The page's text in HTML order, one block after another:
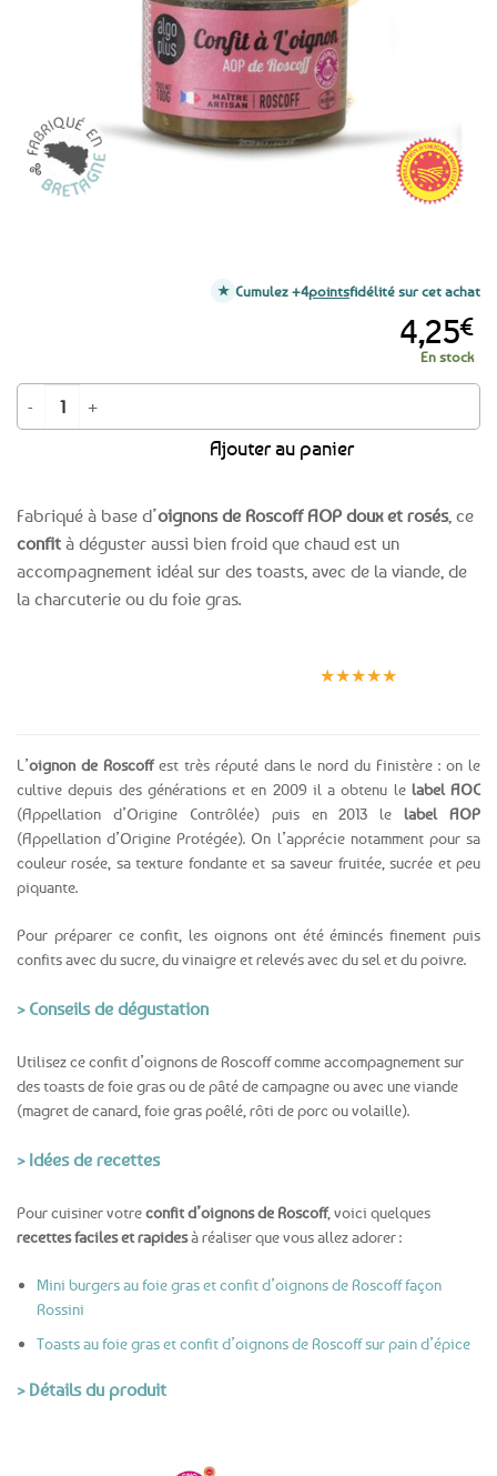
Fabriqué à base d’oignons de Roscoff AOP doux et rosés, ce
confit à déguster aussi bien froid que chaud est un
accompagnement idéal sur des toasts, avec de la viande, de
la charcuterie ou du foie gras.
4,25€
En stock
quantité de Confit d'oignons de Roscoff AOP - 100g
Ajouter au panier
Cumulez +4pointsfidélité sur cet achat
★★★★★
L’oignon de Roscoffest très réputé dans le nord du Finistère : on le
cultive depuis des générations et en 2009 il a obtenu le label AOC
(Appellation d’Origine Contrôlée) puis en 2013 lelabel AOP
(Appellation d’Origine Protégée). On l’apprécie notamment pour sa
couleur rosée, sa texture fondante et sa saveur fruitée, sucrée et peu
piquante.
Pour préparer ce confit, les oignons ont été émincés finement puis
confits avec du sucre, du vinaigre et relevés avec du sel et du poivre.
> Conseils de dégustation
Utilisez ce confit d’oignons de Roscoff comme accompagnement sur
des toasts de foie gras ou de pâté de campagne ou avec une viande
(magret de canard, foie gras poêlé, rôti de porc ou volaille).
> Idées de recettes
Pour cuisiner votreconfit d’oignons de Roscoff, voici quelques
recettes faciles et rapidesà réaliser que vous allez adorer :
Mini burgers au foie gras et confit d’oignons de Roscoff façon
Rossini
Toasts au foie gras et confit d’oignons de Roscoff sur pain d’épice
> Détails du produit